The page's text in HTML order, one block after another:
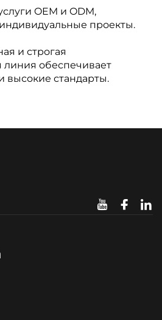
OEM и ODM,
проекты.
и строгая
линия обеспечивает
высокие стандарты.